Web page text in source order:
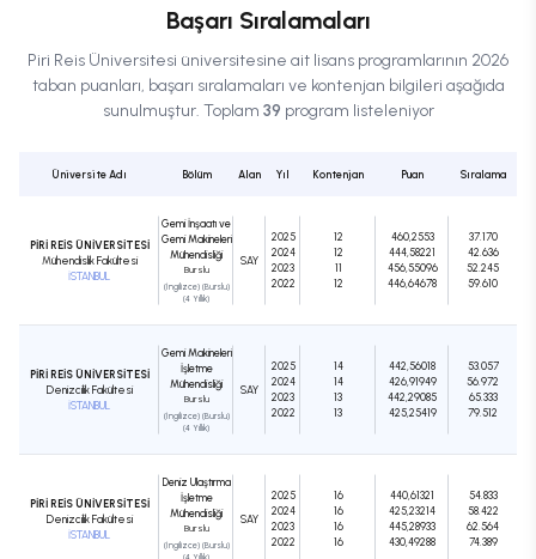
Başarı Sıralamaları
Piri Reis Üniversitesi üniversitesine ait lisans programlarının 2026
taban puanları, başarı sıralamaları ve kontenjan bilgileri aşağıda
sunulmuştur. Toplam 39 program listeleniyor
Üniversite Adı Bölüm Alan Yıl Kontenjan Puan Sıralama
PİRİ REİS ÜNİVERSİTESİ
Mühendislik Fakültesi
İSTANBUL
Gemi İnşaatı ve
Gemi Makineleri
Mühendisliği
Burslu
(İngilizce) (Burslu)
(4 Yıllık)
SAY
2025
2024
2023
2022
12
12
11
12
460,2553
444,58221
456,55096
446,64678
37.170
42.636
52.245
59.610
PİRİ REİS ÜNİVERSİTESİ
Denizcilik Fakültesi
İSTANBUL
Gemi Makineleri
İşletme
Mühendisliği
Burslu
(İngilizce) (Burslu)
(4 Yıllık)
SAY
2025
2024
2023
2022
14
14
13
13
442,56018
426,91949
442,29085
425,25419
53.057
56.972
65.333
79.512
PİRİ REİS ÜNİVERSİTESİ
Denizcilik Fakültesi
İSTANBUL
Deniz Ulaştırma
İşletme
Mühendisliği
Burslu
(İngilizce) (Burslu)
SAY
2025
2024
2023
2022
16
16
16
16
440,61321
425,23214
445,28933
430,49288
54.833
58.422
62.564
74.389